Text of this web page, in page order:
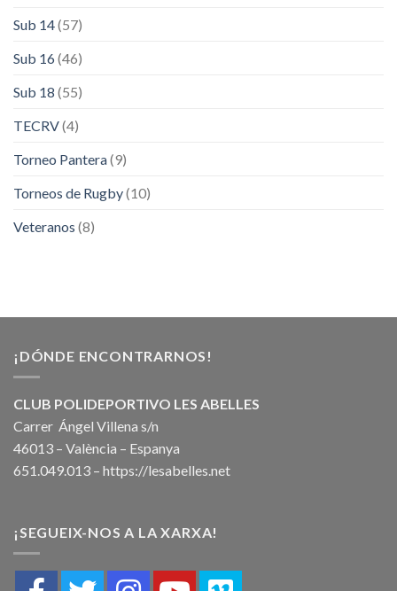
Sub 14(57)
Sub 16(46)
Sub 18 (55)
TECRV(4)
Torneo Pantera(9)
Torneos de Rugby(10)
Veteranos (8)
¡DÓNDE ENCONTRARNOS!
CLUB POLIDEPORTIVO LES ABELLES
Carrer Ángel Villena s/n
46013 – València – Espanya
651.049.013 – https://lesabelles.net
¡SEGUEIX-NOS A LA XARXA!